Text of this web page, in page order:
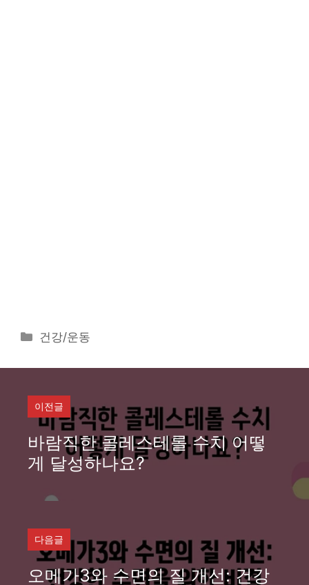
카
고
건강/운동
이전글
바람직한 콜레스테롤 수치 어떻
게 달성하나요?
다음글
오메가3와 수면의 질 개선: 건강